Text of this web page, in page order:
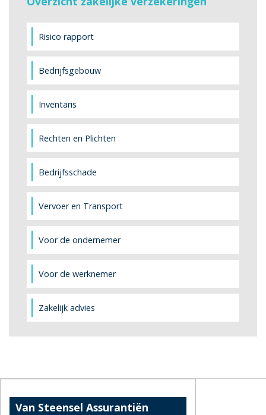
Risico rapport
Bedrijfsgebouw
Inventaris
Rechten en Plichten
Bedrijfsschade
Vervoer en Transport
Voor de ondernemer
Voor de werknemer
Zakelijk advies
Van Steensel Assurantiën